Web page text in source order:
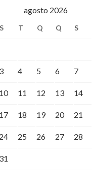
agosto 2026
S T Q Q S
3 4 5 6 7
10 11 12 13 14
17 18 19 20 21
24 25 26 27 28
31